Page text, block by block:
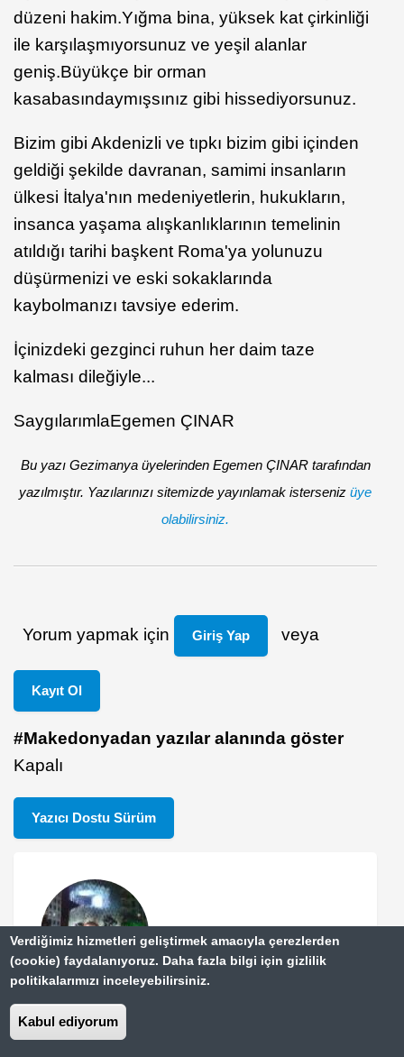
düzeni hakim.Yığma bina, yüksek kat çirkinliği
ile karşılaşmıyorsunuz ve yeşil alanlar
geniş.Büyükçe bir orman
kasabasındaymışsınız gibi hissediyorsunuz.
Bizim gibi Akdenizli ve tıpkı bizim gibi içinden
geldiği şekilde davranan, samimi insanların
ülkesi İtalya'nın medeniyetlerin, hukukların,
insanca yaşama alışkanlıklarının temelinin
atıldığı tarihi başkent Roma'ya yolunuzu
düşürmenizi ve eski sokaklarında
kaybolmanızı tavsiye ederim.
İçinizdeki gezginci ruhun her daim taze
kalması dileğiyle...
SaygılarımlaEgemen ÇINAR
Bu yazı Gezimanya üyelerinden Egemen ÇINAR tarafından
yazılmıştır. Yazılarınızı sitemizde yayınlamak isterseniz üye
olabilirsiniz.
Yorum yapmak için Giriş Yap veya
Kayıt Ol
#Makedonyadan yazılar alanında göster
Kapalı
Yazıcı Dostu Sürüm
Yazar Hakkında
Verdiğimiz hizmetleri geliştirmek amacıyla çerezlerden
(cookie) faydalanıyoruz. Daha fazla bilgi için gizlilik
politikalarımızı inceleyebilirsiniz.
Kabul ediyorum